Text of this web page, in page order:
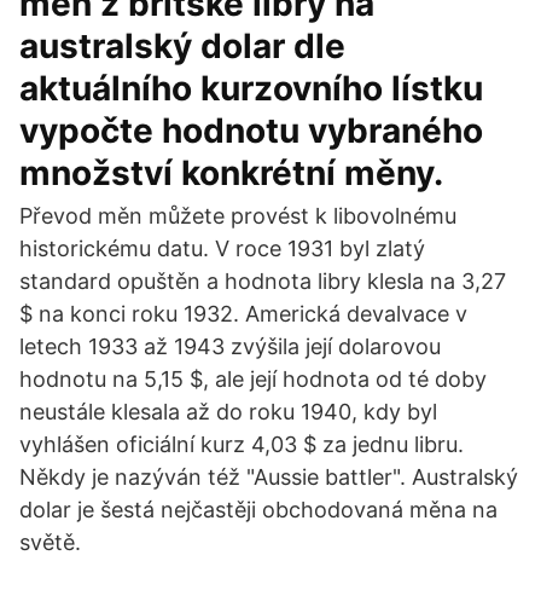
australský dolar dle
aktuálního kurzovního lístku
vypočte hodnotu vybraného
množství konkrétní měny.
Převod měn můžete provést k libovolnému
historickému datu. V roce 1931 byl zlatý
standard opuštěn a hodnota libry klesla na 3,27
$ na konci roku 1932. Americká devalvace v
letech 1933 až 1943 zvýšila její dolarovou
hodnotu na 5,15 $, ale její hodnota od té doby
neustále klesala až do roku 1940, kdy byl
vyhlášen oficiální kurz 4,03 $ za jednu libru.
Někdy je nazýván též "Aussie battler". Australský
dolar je šestá nejčastěji obchodovaná měna na
světě.